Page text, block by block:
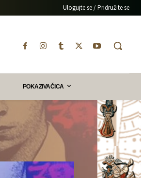
Ulogujte se / Pridružite se
POKAZIVAČICA